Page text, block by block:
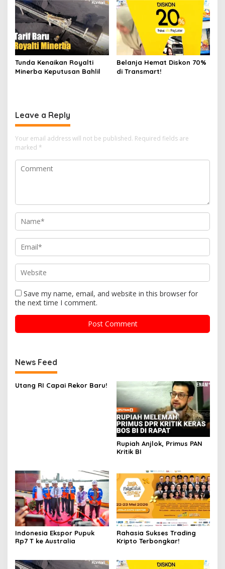
Tunda Kenaikan Royalti
Minerba Keputusan Bahlil
Belanja Hemat Diskon 70%
di Transmart!
Leave a Reply
Your email address will not be published. Required fields are
marked *
Save my name, email, and website in this browser for
the next time I comment.
News Feed
Utang RI Capai Rekor Baru!
Rupiah Anjlok, Primus PAN
Kritik BI
Indonesia Ekspor Pupuk
Rp7 T ke Australia
Rahasia Sukses Trading
Kripto Terbongkar!